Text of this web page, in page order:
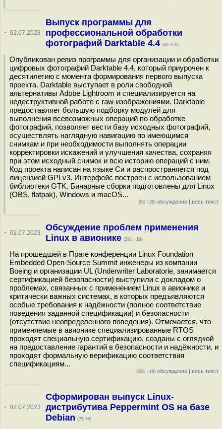
· 02.07.2023
Выпуск программы для
профессиональной обработки
фотографий Darktable 4.4 (60 +26)
Опубликован релиз программы для организации и обработки
цифровых фотографий Darktable 4.4, который приурочен к
десятилетию с момента формирования первого выпуска
проекта. Darktable выступает в роли свободной
альтернативы Adobe Lightroom и специализируется на
недеструктивной работе с raw-изображениями. Darktable
предоставляет большую подборку модулей для
выполнения всевозможных операций по обработке
фотографий, позволяет вести базу исходных фотографий,
осуществлять наглядную навигацию по имеющимся
снимкам и при необходимости выполнять операции
корректировки искажений и улучшения качества, сохраняя
при этом исходный снимок и всю историю операций с ним.
Код проекта написан на языке Си и распространяется под
лицензией GPLv3. Интерфейс построен с использованием
библиотеки GTK. Бинарные сборки подготовлены для Linux
(OBS, flatpak), Windows и macOS...
(60 +26) обсуждение | весь текст
· 02.07.2023
Обсуждение проблем применения
Linux в авионике (291 +19)
На прошедшей в Праге конференции Linux Foundation
Embedded Open-Source Summit инженеры из компании
Boeing и организации UL (Underwriter Laboratorie, занимается
сертификацией безопасности) выступили с докладом о
проблемах, связанных с применением Linux в авионике и
критически важных системах, в которых предъявляются
особые требования к надёжности (полное соответствие
поведения заданной спецификации) и безопасности
(отсутствие неопределенного поведения). Отмечается, что
применяемые в авионике специализированные RTOS
проходят специальную сертификацию, созданы с оглядкой
на предоставление гарантий в безопасности и надёжности, и
проходят формальную верификацию соответствия
спецификациям...
(291 +19) обсуждение | весь текст
· 02.07.2023
Сформирован выпуск Linux-
дистрибутива Peppermint OS на базе
Debian (75 +4)